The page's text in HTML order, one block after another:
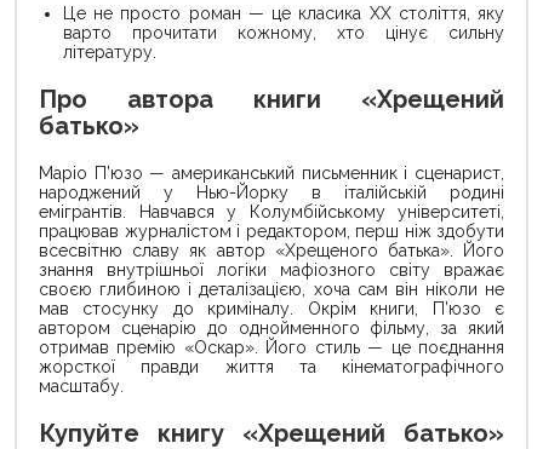
Це не просто роман — це класика XX століття, яку
варто прочитати кожному, хто цінує сильну
літературу.
Про автора книги «Хрещений
батько»
Маріо П’юзо — американський письменник і сценарист,
народжений у Нью-Йорку в італійській родині
емігрантів. Навчався у Колумбійському університеті,
працював журналістом і редактором, перш ніж здобути
всесвітню славу як автор «Хрещеного батька». Його
знання внутрішньої логіки мафіозного світу вражає
своєю глибиною і деталізацією, хоча сам він ніколи не
мав стосунку до криміналу. Окрім книги, П’юзо є
автором сценарію до однойменного фільму, за який
отримав премію «Оскар». Його стиль — це поєднання
жорсткої правди життя та кінематографічного
масштабу.
Купуйте книгу «Хрещений батько»